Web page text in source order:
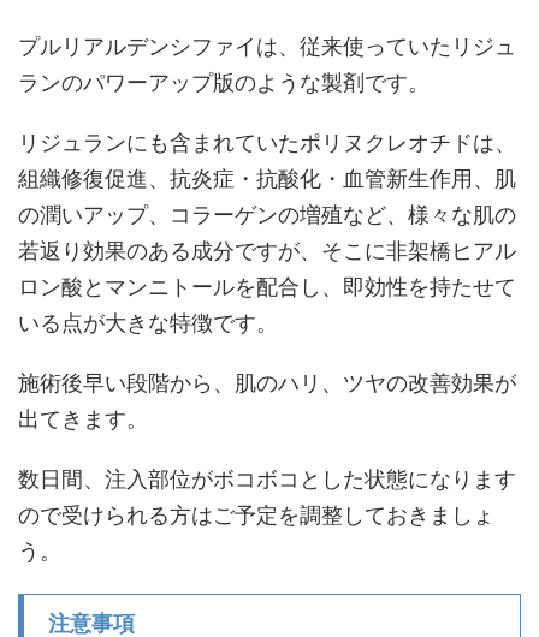
プルリアルデンシファイは、従来使っていたリジュ
ランのパワーアップ版のような製剤です。
リジュランにも含まれていたポリヌクレオチドは、
組織修復促進、抗炎症・抗酸化・血管新生作用、肌
の潤いアップ、コラーゲンの増殖など、様々な肌の
若返り効果のある成分ですが、そこに非架橋ヒアル
ロン酸とマンニトールを配合し、即効性を持たせて
いる点が大きな特徴です。
施術後早い段階から、肌のハリ、ツヤの改善効果が
出てきます。
数日間、注入部位がボコボコとした状態になります
ので受けられる方はご予定を調整しておきましょ
う。
注意事項